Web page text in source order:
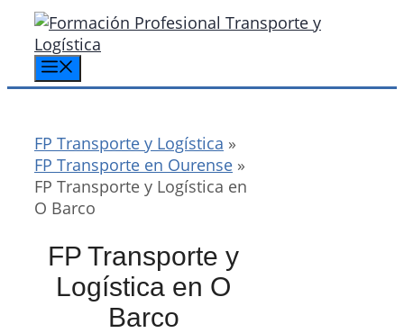
Saltar
contenido
FP Transporte y Logística »
FP Transporte en Ourense »
FP Transporte y Logística en
O Barco
FP Transporte y
Logística en O
Barco